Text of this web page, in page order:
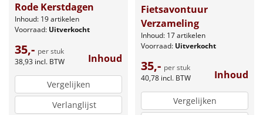
Rode Kerstdagen
Inhoud: 19 artikelen
Voorraad: Uitverkocht
35,- per stuk
38,93 incl. BTW Inhoud
Vergelijken
Verlanglijst
Fietsavontuur
Verzameling
Inhoud: 17 artikelen
Voorraad: Uitverkocht
35,- per stuk
40,78 incl. BTW Inhoud
Vergelijken